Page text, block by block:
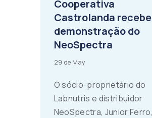
Cooperativa
Castrolanda recebe
demonstração do
NeoSpectra
29 de May
O sócio-proprietário do
Labnutris e distribuidor
NeoSpectra, Junior Ferro,